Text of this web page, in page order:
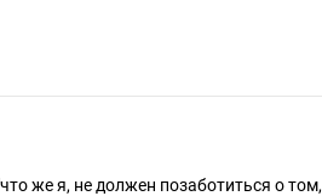
же я, не должен позаботиться о том,